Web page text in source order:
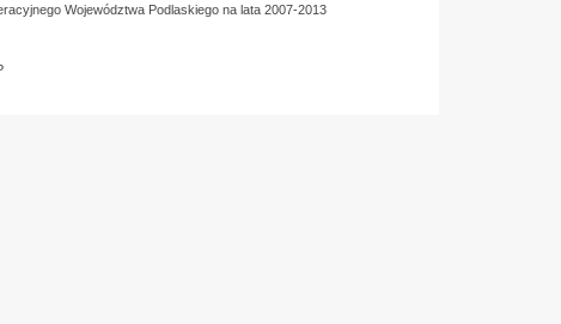
Województwa Podlaskiego na lata 2007-2013